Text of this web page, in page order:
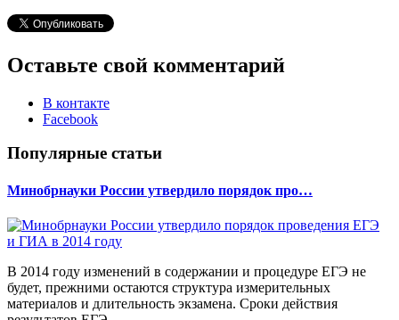
Оставьте свой комментарий
В контакте
Facebook
Популярные статьи
Минобрнауки России утвердило порядок про…
В 2014 году изменений в содержании и процедуре ЕГЭ не
будет, прежними остаются структура измерительных
материалов и длительность экзамена. Сроки действия